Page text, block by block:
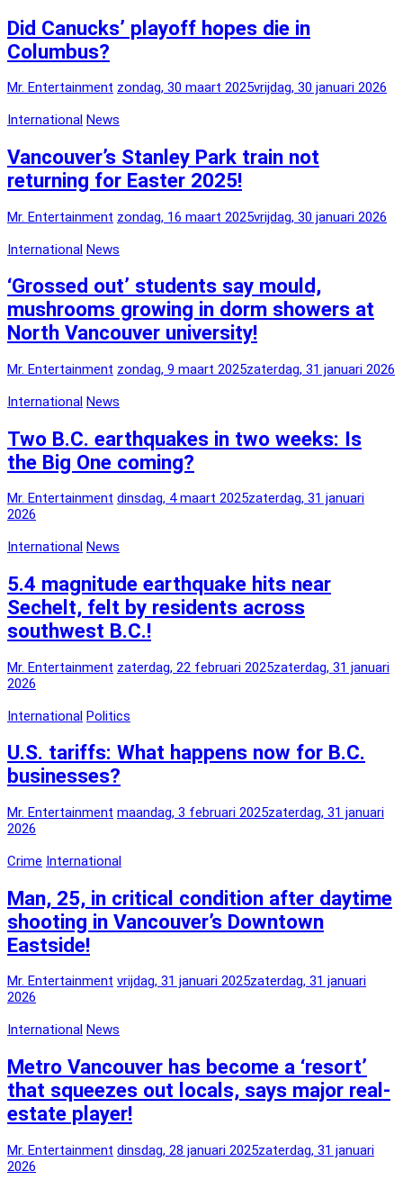
Did Canucks’ playoff hopes die in
Columbus?
Mr. Entertainment zondag, 30 maart 2025vrijdag, 30 januari 2026
International News
Vancouver’s Stanley Park train not
returning for Easter 2025!
Mr. Entertainment zondag, 16 maart 2025vrijdag, 30 januari 2026
International News
‘Grossed out’ students say mould,
mushrooms growing in dorm showers at
North Vancouver university!
Mr. Entertainment zondag, 9 maart 2025zaterdag, 31 januari 2026
International News
Two B.C. earthquakes in two weeks: Is
the Big One coming?
Mr. Entertainment dinsdag, 4 maart 2025zaterdag, 31 januari
2026
International News
5.4 magnitude earthquake hits near
Sechelt, felt by residents across
southwest B.C.!
Mr. Entertainment zaterdag, 22 februari 2025zaterdag, 31 januari
2026
International Politics
U.S. tariffs: What happens now for B.C.
businesses?
Mr. Entertainment maandag, 3 februari 2025zaterdag, 31 januari
2026
Crime International
Man, 25, in critical condition after daytime
shooting in Vancouver’s Downtown
Eastside!
Mr. Entertainment vrijdag, 31 januari 2025zaterdag, 31 januari
2026
International News
Metro Vancouver has become a ‘resort’
that squeezes out locals, says major real-
estate player!
Mr. Entertainment dinsdag, 28 januari 2025zaterdag, 31 januari
2026